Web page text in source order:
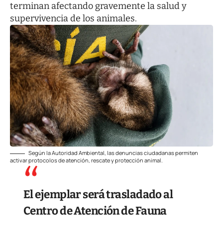
terminan afectando gravemente la salud y
supervivencia de los animales.
Según la Autoridad Ambiental, las denuncias ciudadanas permiten
activar protocolos de atención, rescate y protección animal.
El ejemplar será trasladado al
Centro de Atención de Fauna